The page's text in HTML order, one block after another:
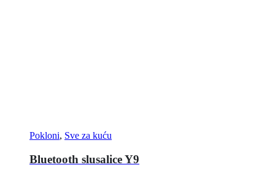
Pokloni, Sve za kuću
Bluetooth slusalice Y9